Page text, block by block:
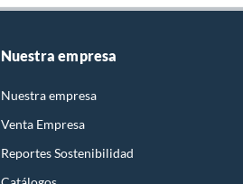
Nuestra empresa
Nuestra empresa
Venta Empresa
Reportes Sostenibilidad